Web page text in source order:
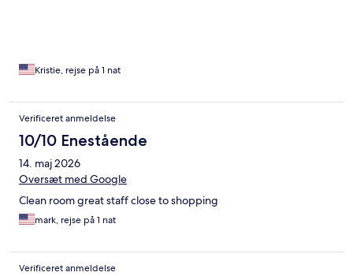
Kristie, rejse på 1 nat
Verificeret anmeldelse
10/10 Enestående
14. maj 2026
Oversæt med Google
Clean room great staff close to shopping
mark, rejse på 1 nat
Verificeret anmeldelse